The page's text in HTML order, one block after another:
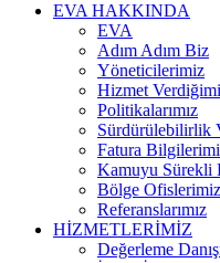
EVA HAKKINDA
EVA
Adım Adım Biz
Yöneticilerimiz
Hizmet
Politikalarımız
Sürdürülebilirlik
Fatura
Kamuyu Sürekli
Bölge Ofislerimiz
Referanslarımız
HİZMETLERİMİZ
Değerleme